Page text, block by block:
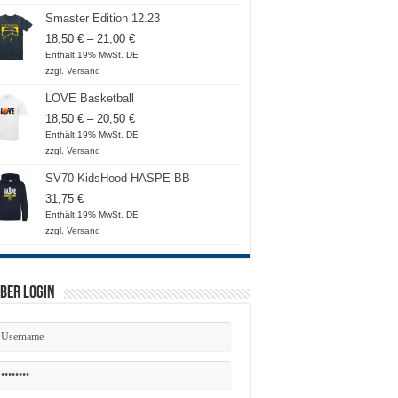
Smaster Edition 12.23
18,50 € – 21,00 €Preisspanne:
18,50 €
Enthält 19% MwSt. DE
zzgl. Versand
LOVE Basketball
18,50 € – 20,50 €Preisspanne:
18,50 €
Enthält 19% MwSt. DE
zzgl. Versand
SV70 KidsHood HASPE BB
31,75 €
Enthält 19% MwSt. DE
zzgl. Versand
Login